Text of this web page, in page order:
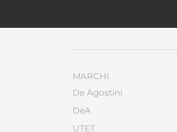
MARCHI
De Agostini
DeA
UTET